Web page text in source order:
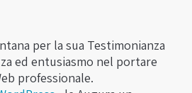
per la sua Testimonianza
ed entusiasmo nel portare
professionale.